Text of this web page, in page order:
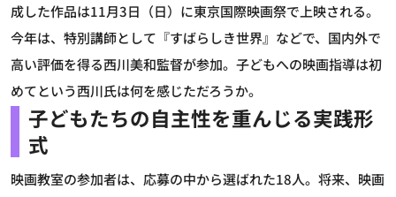
成した作品は11月3日（日）に東京国際映画祭で上映される。
今年は、特別講師として『すばらしき世界』などで、国内外で
高い評価を得る西川美和監督が参加。子どもへの映画指導は初
めてという西川氏は何を感じただろうか。
子どもたちの自主性を重んじる実践形
式
映画教室の参加者は、応募の中から選ばれた18人。将来、映画